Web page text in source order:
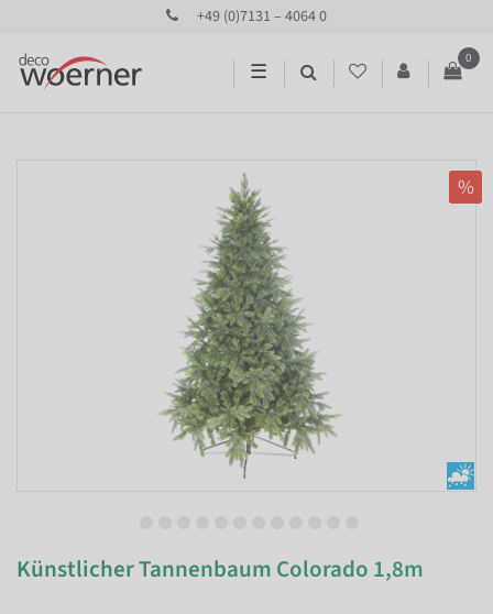
+49 (0)7131 – 4064 0
☰
0
%
Künstlicher Tannenbaum Colorado 1,8m